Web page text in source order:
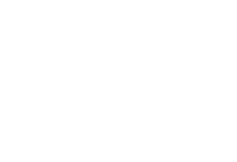
是一种虚拟专用服务器，它在一台